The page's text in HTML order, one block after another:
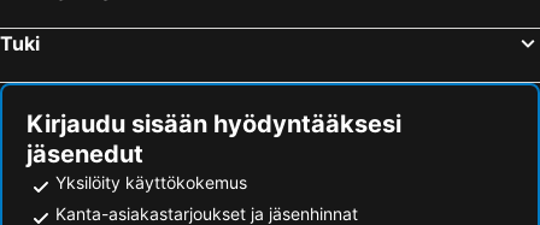
Rooms Gran Via
Rooms Ariana
Rooms Sepulveda
Hostal Drassanes
Hostal Centric
Hostal Ramos
Tuki
Kirjaudu sisään hyödyntääksesi
jäsenedut
Yksilöity käyttökokemus
Kanta-asiakastarjoukset ja jäsenhinnat